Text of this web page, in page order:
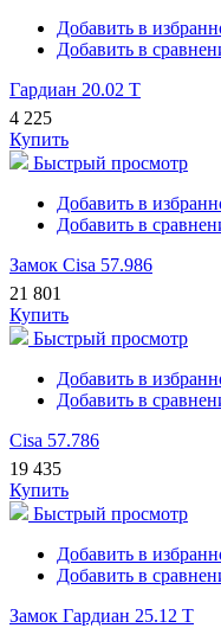
Добавить в
Добавить в
Гардиан 20.02 Т
4 225
Купить
Быстрый просмотр
Добавить в
Добавить в
Замок Cisa 57.986
21 801
Купить
Быстрый просмотр
Добавить в
Добавить в
Cisa 57.786
19 435
Купить
Быстрый просмотр
Добавить в
Добавить в
Замок Гардиан 25.12 Т